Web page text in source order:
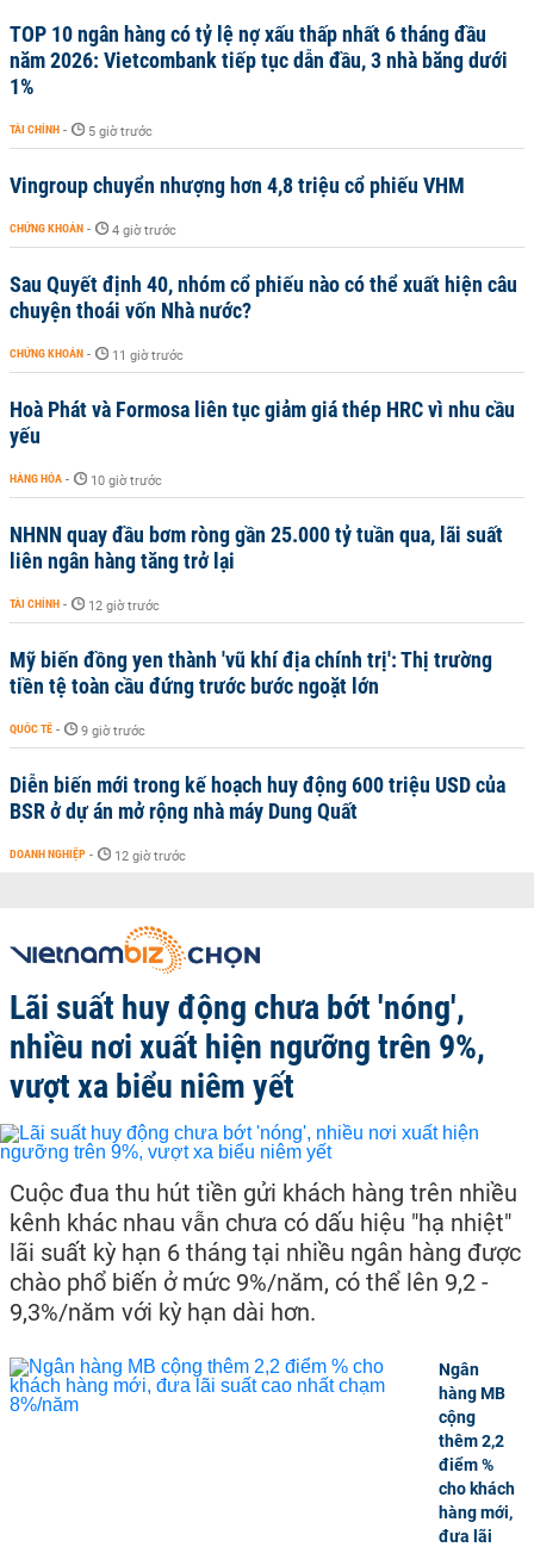
TOP 10 ngân hàng có tỷ lệ nợ xấu thấp nhất 6 tháng đầu
năm 2026: Vietcombank tiếp tục dẫn đầu, 3 nhà băng dưới
1%
TÀI CHÍNH - 5 giờ trước
Vingroup chuyển nhượng hơn 4,8 triệu cổ phiếu VHM
CHỨNG KHOÁN - 4 giờ trước
Sau Quyết định 40, nhóm cổ phiếu nào có thể xuất hiện câu
chuyện thoái vốn Nhà nước?
CHỨNG KHOÁN - 11 giờ trước
Hoà Phát và Formosa liên tục giảm giá thép HRC vì nhu cầu
yếu
HÀNG HÓA - 10 giờ trước
NHNN quay đầu bơm ròng gần 25.000 tỷ tuần qua, lãi suất
liên ngân hàng tăng trở lại
TÀI CHÍNH - 12 giờ trước
Mỹ biến đồng yen thành 'vũ khí địa chính trị': Thị trường
tiền tệ toàn cầu đứng trước bước ngoặt lớn
QUỐC TẾ - 9 giờ trước
Diễn biến mới trong kế hoạch huy động 600 triệu USD của
BSR ở dự án mở rộng nhà máy Dung Quất
DOANH NGHIỆP - 12 giờ trước
Lãi suất huy động chưa bớt 'nóng',
nhiều nơi xuất hiện ngưỡng trên 9%,
vượt xa biểu niêm yết
Cuộc đua thu hút tiền gửi khách hàng trên nhiều
kênh khác nhau vẫn chưa có dấu hiệu "hạ nhiệt"
lãi suất kỳ hạn 6 tháng tại nhiều ngân hàng được
chào phổ biến ở mức 9%/năm, có thể lên 9,2 -
9,3%/năm với kỳ hạn dài hơn.
Ngân
hàng MB
cộng
thêm 2,2
điểm %
cho khách
hàng mới,
đưa lãi